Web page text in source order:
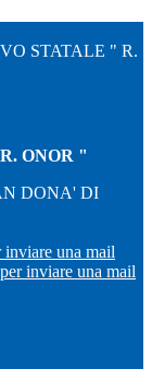
STATALE " R.
ONOR "
DONA' DI
una mail
inviare una mail